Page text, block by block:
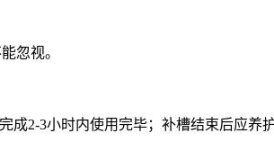
忽视。
2-3小时内使用完毕；补槽结束后应养护